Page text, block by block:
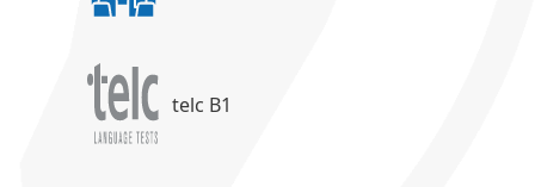
telc B1